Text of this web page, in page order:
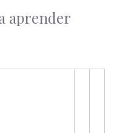
aprender